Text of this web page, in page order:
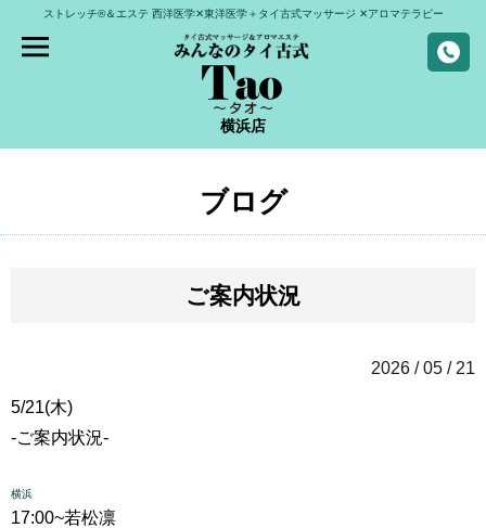
ストレッチ®＆エステ 西洋医学✕東洋医学＋タイ古式マッサージ ✕アロマテラピー
横浜店
ブログ
ご案内状況
2026 / 05 / 21
5/21(木)
-ご案内状況-
横浜
17:00~若松凛